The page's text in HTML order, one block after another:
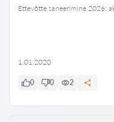
Ettevõtte saneerimine 2026:
1.01.2020
0 0 2